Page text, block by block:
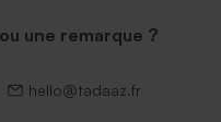
une remarque ?
hello@tadaaz.fr